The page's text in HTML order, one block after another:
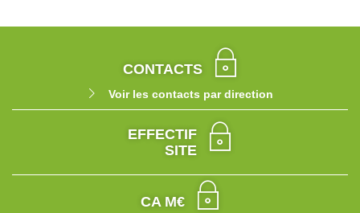
CONTACTS
Voir les contacts par direction
EFFECTIF
SITE
CA M€